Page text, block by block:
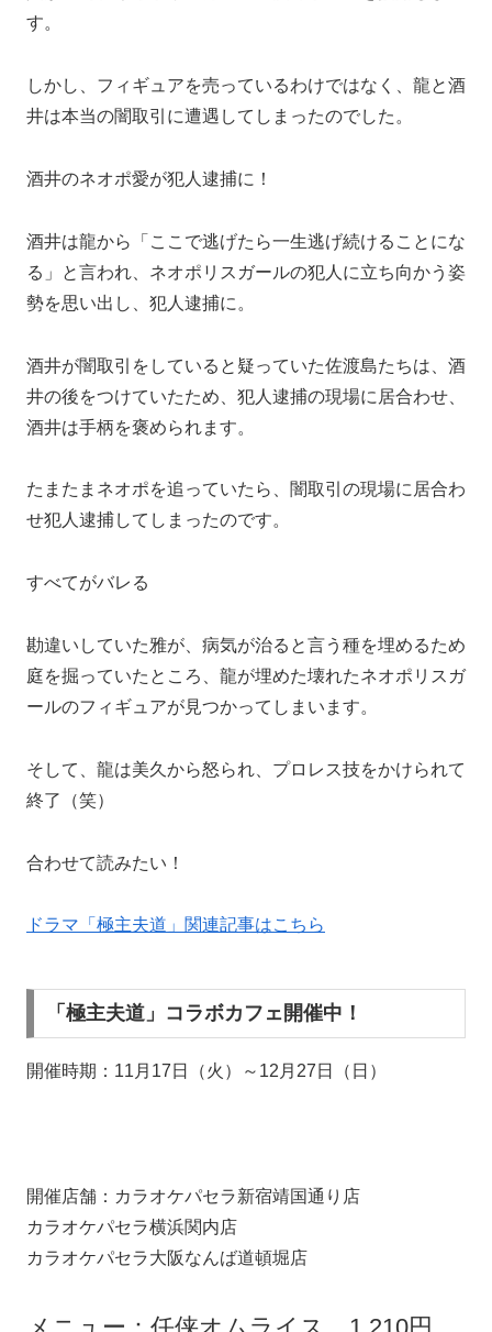
す。
しかし、フィギュアを売っているわけではなく、龍と酒
井は本当の闇取引に遭遇してしまったのでした。
酒井のネオポ愛が犯人逮捕に！
酒井は龍から「ここで逃げたら一生逃げ続けることにな
る」と言われ、ネオポリスガールの犯人に立ち向かう姿
勢を思い出し、犯人逮捕に。
酒井が闇取引をしていると疑っていた佐渡島たちは、酒
井の後をつけていたため、犯人逮捕の現場に居合わせ、
酒井は手柄を褒められます。
たまたまネオポを追っていたら、闇取引の現場に居合わ
せ犯人逮捕してしまったのです。
すべてがバレる
勘違いしていた雅が、病気が治ると言う種を埋めるため
庭を掘っていたところ、龍が埋めた壊れたネオポリスガ
ールのフィギュアが見つかってしまいます。
そして、龍は美久から怒られ、プロレス技をかけられて
終了（笑）
合わせて読みたい！
ドラマ「極主夫道」関連記事はこちら
「極主夫道」コラボカフェ開催中！
開催時期：11月17日（火）～12月27日（日）
開催店舗：カラオケパセラ新宿靖国通り店
カラオケパセラ横浜関内店
カラオケパセラ大阪なんば道頓堀店